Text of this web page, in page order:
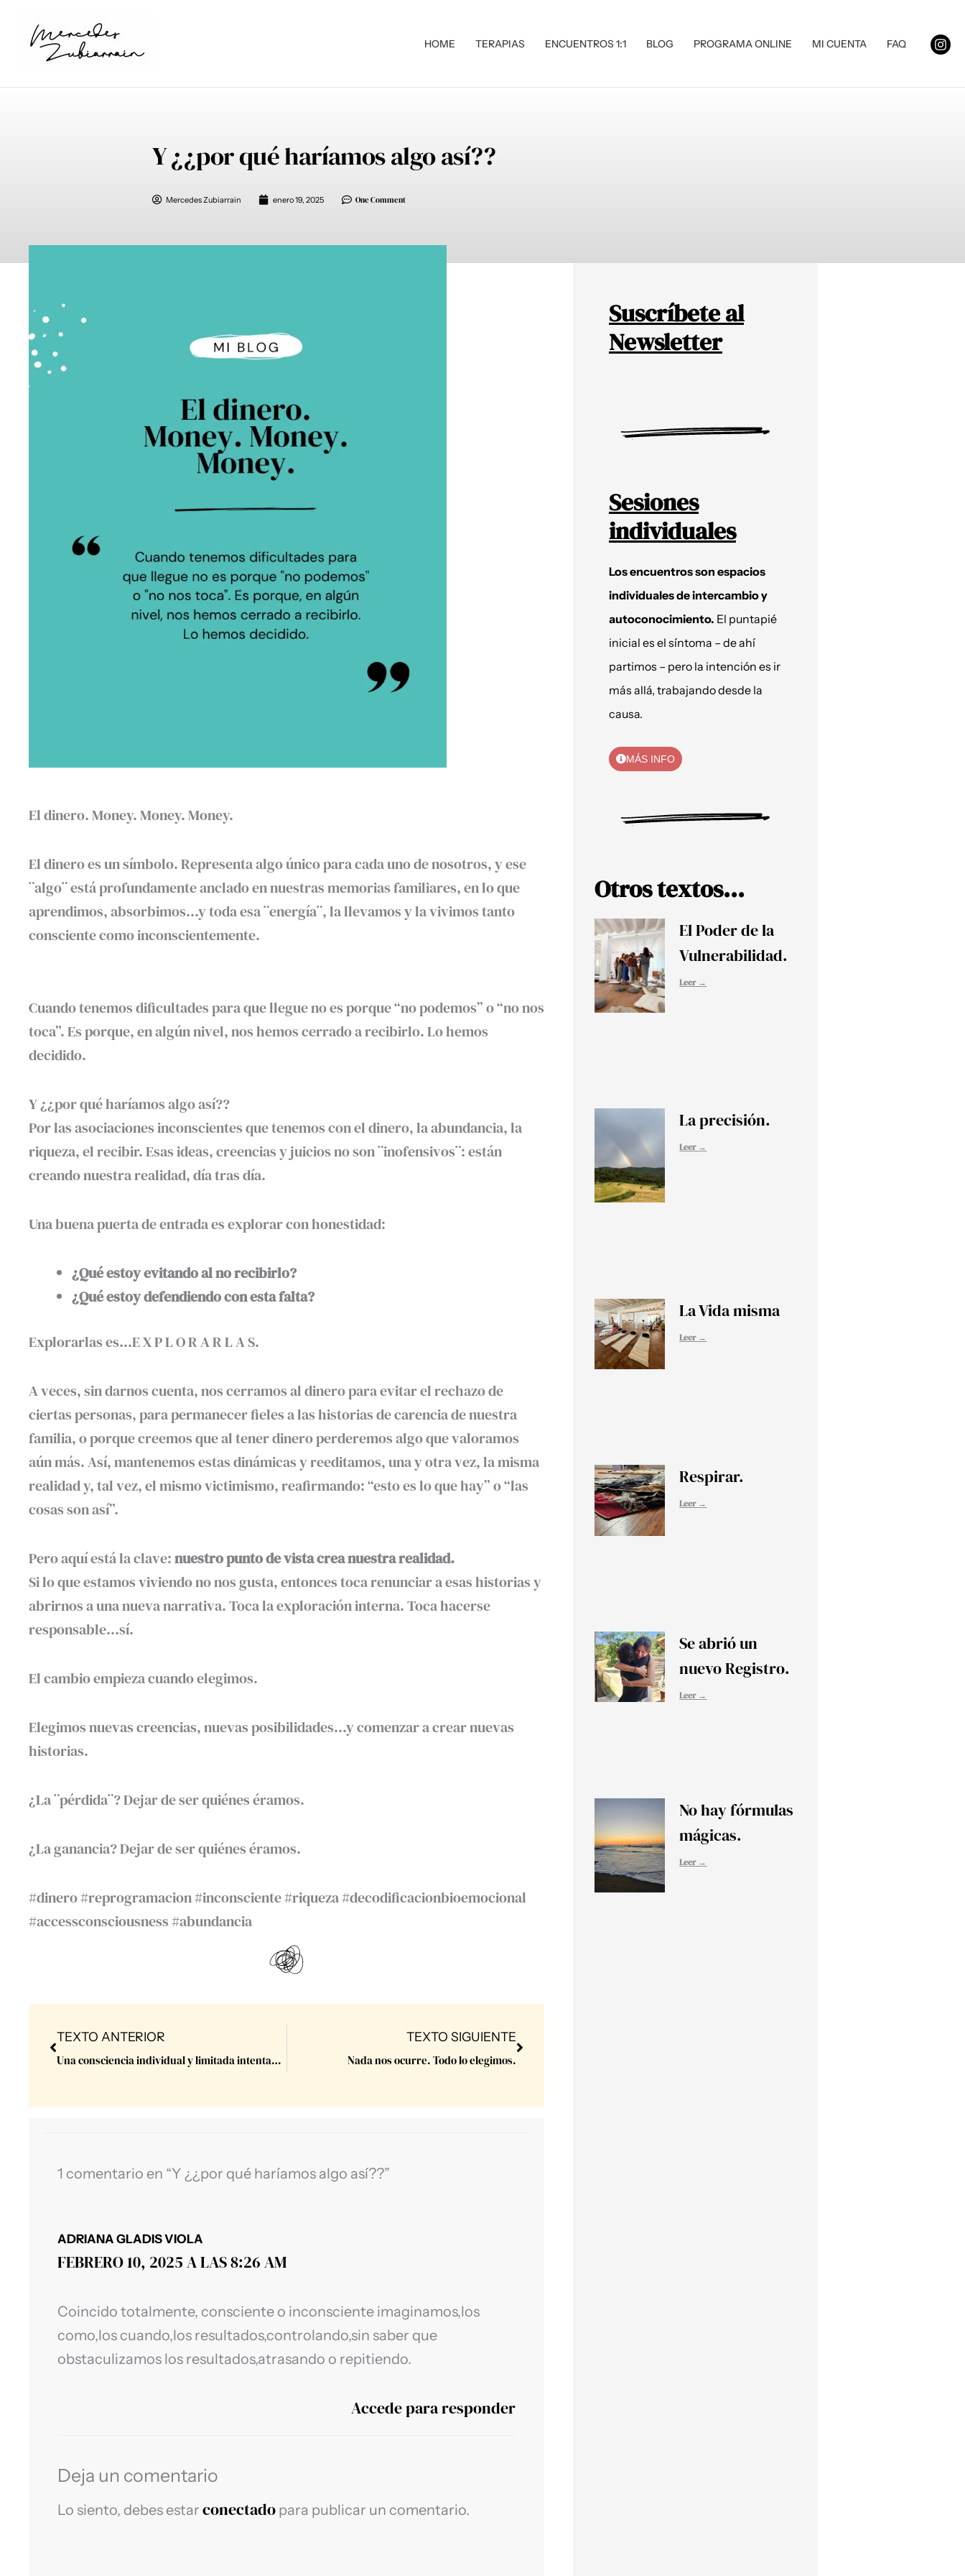
contenido
HOME TERAPIAS ENCUENTROS 1:1 BLOG PROGRAMA ONLINE MI CUENTA FAQ
Y ¿¿por qué haríamos algo así??
Mercedes Zubiarrain enero 19, 2025 One Comment
El dinero. Money. Money. Money.
El dinero es un símbolo. Representa algo único para cada uno de nosotros, y ese
¨algo¨ está profundamente anclado en nuestras memorias familiares, en lo que
aprendimos, absorbimos…y toda esa ¨energía¨, la llevamos y la vivimos tanto
consciente como inconscientemente.
Cuando tenemos dificultades para que llegue no es porque “no podemos” o “no nos
toca”. Es porque, en algún nivel, nos hemos cerrado a recibirlo. Lo hemos
decidido.
Y ¿¿por qué haríamos algo así??
Por las asociaciones inconscientes que tenemos con el dinero, la abundancia, la
riqueza, el recibir. Esas ideas, creencias y juicios no son ¨inofensivos¨: están
creando nuestra realidad, día tras día.
Una buena puerta de entrada es explorar con honestidad:
¿Qué estoy evitando al no recibirlo?
¿Qué estoy defendiendo con esta falta?
Explorarlas es…E X P L O R A R L A S.
A veces, sin darnos cuenta, nos cerramos al dinero para evitar el rechazo de
ciertas personas, para permanecer fieles a las historias de carencia de nuestra
familia, o porque creemos que al tener dinero perderemos algo que valoramos
aún más. Así, mantenemos estas dinámicas y reeditamos, una y otra vez, la misma
realidad y, tal vez, el mismo victimismo, reafirmando: “esto es lo que hay” o “las
cosas son así”.
Pero aquí está la clave:nuestro punto de vista crea nuestra realidad.
Si lo que estamos viviendo no nos gusta, entonces toca renunciar a esas historias y
abrirnos a una nueva narrativa. Toca la exploración interna. Toca hacerse
responsable…sí.
El cambio empieza cuando elegimos.
Elegimos nuevas creencias, nuevas posibilidades…y comenzar a crear nuevas
historias.
¿La ¨pérdida¨? Dejar de ser quiénes éramos.
¿La ganancia? Dejar de ser quiénes éramos.
#dinero #reprogramacion #inconsciente #riqueza #decodificacionbioemocional
#accessconsciousness #abundancia
Prev
TEXTO ANTERIOR
Una consciencia individual y limitada intentando manejar los hilos de la CONSCIENCIA TOTAL.
TEXTO SIGUIENTE
Nada nos ocurre. Todo lo elegimos.
1 comentario en “Y ¿¿por qué haríamos algo así??”
ADRIANA GLADIS VIOLA
FEBRERO 10, 2025 A LAS 8:26 AM
Coincido totalmente, consciente o inconsciente imaginamos,los
como,los cuando,los resultados,controlando,sin saber que
obstaculizamos los resultados,atrasando o repitiendo.
Accede para responder
Deja un comentario
Lo siento, debes estar conectado para publicar un comentario.
Suscríbete al
Newsletter
Sesiones
individuales
Los encuentros son espacios
individuales de intercambio y
autoconocimiento. El puntapié
inicial es el síntoma – de ahí
partimos – pero la intención es ir
más allá, trabajando desde la
causa.
MÁS INFO
Otros textos...
El Poder de la
Vulnerabilidad.
Leer →
La precisión.
Leer →
La Vida misma
Leer →
Respirar.
Leer →
Se abrió un
nuevo Registro.
Leer →
No hay fórmulas
mágicas.
Leer →